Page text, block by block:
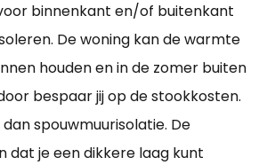
binnenkant en/of buitenkant
De woning kan de warmte
houden en in de zomer buiten
bespaar jij op de stookkosten.
spouwmuurisolatie. De
dat je een dikkere laag kunt